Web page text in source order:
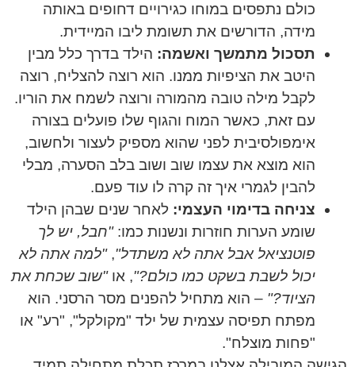
כולם נתפסים במוחו כגירויים דחופים באותה
מידה, הדורשים את תשומת ליבו המיידית.
תסכול מתמשך ואשמה: הילד בדרך כלל מבין
היטב את הציפיות ממנו. הוא רוצה להצליח, רוצה
לקבל מילה טובה מהמורה ורוצה לשמח את הוריו.
עם זאת, כאשר המוח והגוף שלו פועלים בצורה
אימפולסיבית לפני שהוא מספיק לעצור ולחשוב,
הוא מוצא את עצמו שוב ושוב בלב הסערה, מבלי
להבין לגמרי איך זה קרה לו עוד פעם.
צניחה בדימוי העצמי: לאחר שנים שבהן הילד
שומע הערות חוזרות ונשנות כמו:"חבל, יש לך
פוטנציאל אבל אתה לא משתדל","למה אתה לא
יכול לשבת בשקט כמו כולם?", או"שוב שכחת את
הציוד?" – הוא מתחיל להפנים מסר הרסני. הוא
מפתח תפיסה עצמית של ילד "מקולקל", "רע" או
"פחות מוצלח".